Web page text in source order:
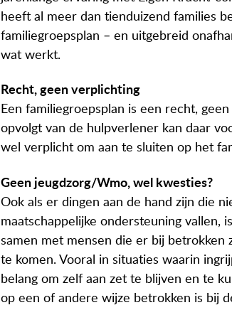
heeft al meer dan tienduizend families
familiegroepsplan – en uitgebreid
wat werkt.
Recht, geen verplichting
Een familiegroepsplan is een recht,
opvolgt van de hulpverlener kan daar
wel verplicht om aan te sluiten op het
Geen jeugdzorg/Wmo, wel kwesties?
Ook als er dingen aan de hand zijn die
maatschappelijke ondersteuning vallen,
samen met mensen die er bij betrokken
te komen. Vooral in situaties waarin
belang om zelf aan zet te blijven en te
op een of andere wijze betrokken is bij